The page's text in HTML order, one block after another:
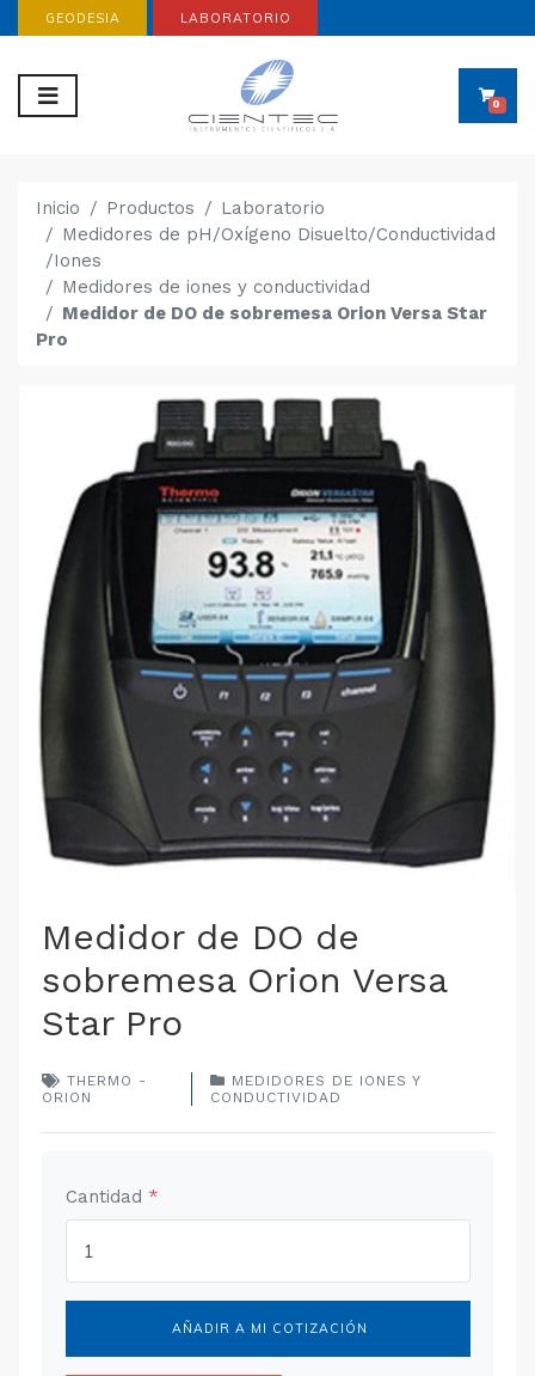
GEODESIA LABORATORIO
0
Inicio Productos
Laboratorio
Medidores de pH/Oxígeno Disuelto/Conductividad
/Iones
Medidores de iones y conductividad
Medidor de DO de sobremesa Orion Versa Star
Pro
Medidor de DO de
sobremesa Orion Versa
Star Pro
THERMO -
ORION
MEDIDORES DE IONES Y
CONDUCTIVIDAD
Cantidad *
AÑADIR A MI COTIZACIÓN